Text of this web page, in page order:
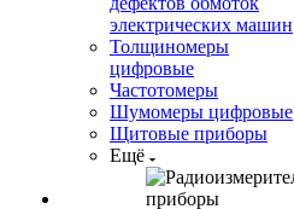
электрических машин
Толщиномеры
цифровые
Частотомеры
Шумомеры цифровые
Щитовые приборы
Ещё